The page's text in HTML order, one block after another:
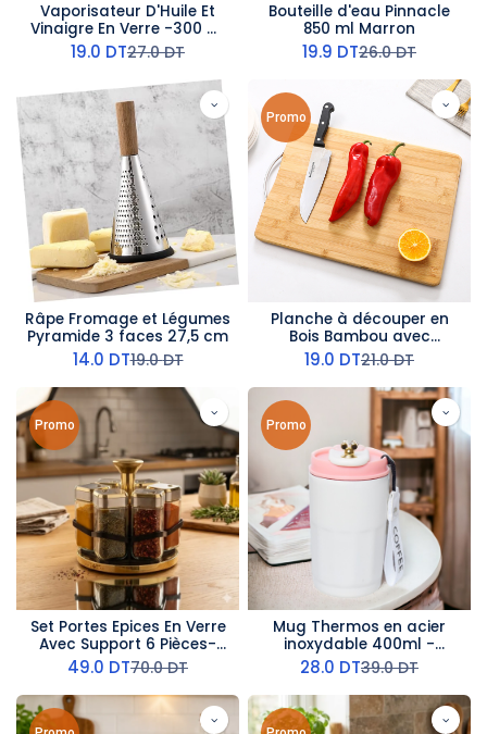
Vaporisateur D'Huile Et
Vinaigre En Verre -300 ml
- Vert
19.0 DT27.0DT
Bouteille d'eau Pinnacle
850 ml Marron
19.9 DT26.0DT
Râpe Fromage et Légumes
Pyramide 3 faces 27,5 cm
14.0 DT19.0DT
Promo
Planche à découper en
Bois Bambou avec
poignée en métal
19.0 DT21.0DT
Promo
Set Portes Epices En Verre
Avec Support 6 Pièces-
Argent
49.0 DT70.0DT
Promo
Mug Thermos en acier
inoxydable 400ml -
Couvercle Rose
28.0 DT39.0DT